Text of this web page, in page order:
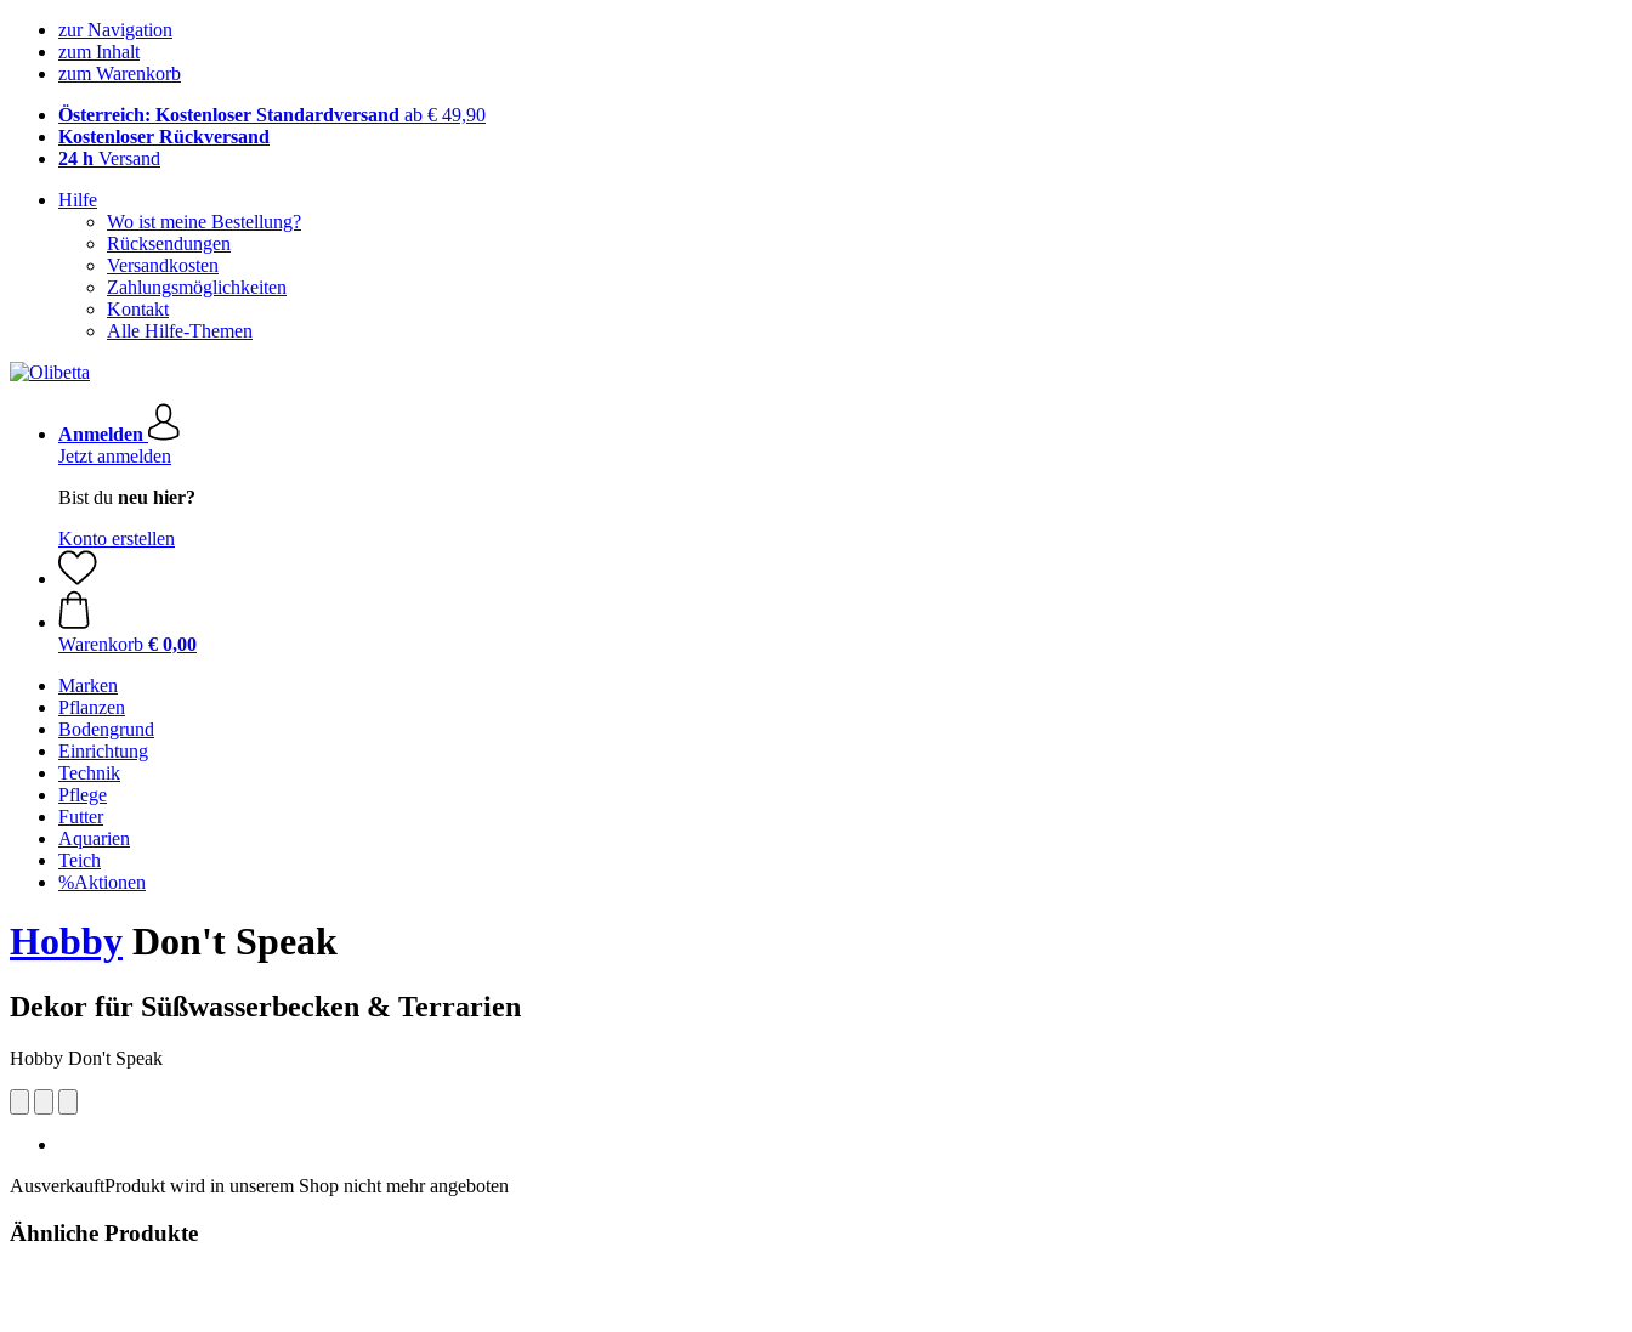
zur Navigation
zum Inhalt
zum Warenkorb
Österreich: Kostenloser Standardversand ab € 49,90
Kostenloser Rückversand
24 h Versand
Hilfe
Wo ist meine Bestellung?
Rücksendungen
Versandkosten
Zahlungsmöglichkeiten
Kontakt
Alle Hilfe-Themen
Anmelden
Jetzt anmelden
Bist du neu hier?
Konto erstellen
Warenkorb € 0,00
Marken
Pflanzen
Bodengrund
Einrichtung
Technik
Pflege
Futter
Aquarien
Teich
%Aktionen
Hobby Don't Speak
Dekor für Süßwasserbecken & Terrarien
Hobby Don't Speak
AusverkauftProdukt wird in unserem Shop nicht mehr angeboten
Ähnliche Produkte